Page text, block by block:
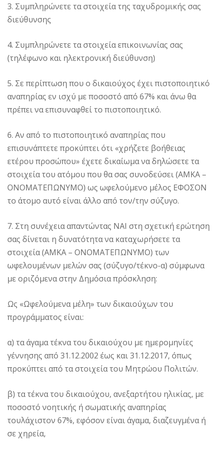
3. Συμπληρώνετε τα στοιχεία της ταχυδρομικής σας
διεύθυνσης
4. Συμπληρώνετε τα στοιχεία επικοινωνίας σας
(τηλέφωνο και ηλεκτρονική διεύθυνση)
5. Σε περίπτωση που ο δικαιούχος έχει πιστοποιητικό
αναπηρίας εν ισχύ με ποσοστό από 67% και άνω θα
πρέπει να επισυναφθεί το πιστοποιητικό.
6. Αν από το πιστοποιητικό αναπηρίας που
επισυνάπτετε προκύπτει ότι «χρήζετε βοήθειας
ετέρου προσώπου» έχετε δικαίωμα να δηλώσετε τα
στοιχεία του ατόμου που θα σας συνοδεύσει (ΑΜΚΑ –
ΟΝΟΜΑΤΕΠΩΝΥΜΟ) ως ωφελούμενο μέλος ΕΦΟΣΟΝ
το άτομο αυτό είναι άλλο από τον/την σύζυγο.
7. Στη συνέχεια απαντώντας ΝΑΙ στη σχετική ερώτηση
σας δίνεται η δυνατότητα να καταχωρήσετε τα
στοιχεία (ΑΜΚΑ – ΟΝΟΜΑΤΕΠΩΝΥΜΟ) των
ωφελουμένων μελών σας (σύζυγο/τέκνο-α) σύμφωνα
με οριζόμενα στην Δημόσια πρόσκληση:
Ως «Ωφελούμενα μέλη» των δικαιούχων του
προγράμματος είναι:
α) τα άγαμα τέκνα του δικαιούχου με ημερομηνίες
γέννησης από 31.12.2002 έως και 31.12.2017, όπως
προκύπτει από τα στοιχεία του Μητρώου Πολιτών.
β) τα τέκνα του δικαιούχου, ανεξαρτήτου ηλικίας, με
ποσοστό νοητικής ή σωματικής αναπηρίας
τουλάχιστον 67%, εφόσον είναι άγαμα, διαζευγμένα ή
σε χηρεία,